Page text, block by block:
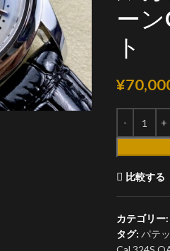
ー
ト
¥
比較する
カテゴリー:
タグ: パテ